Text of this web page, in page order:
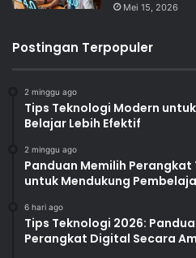
Mei 15, 2026
Postingan Terpopuler
2 minggu ago
Tips Teknologi Modern
Belajar Lebih Efektif
2 minggu ago
Panduan Memilih
untuk Mendukung
6 hari ago
Tips Teknologi 2026:
Perangkat Digital Secara